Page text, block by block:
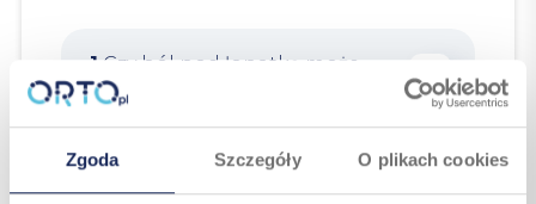
Zgoda Szczegóły O plikach cookies
1.Czy ból pod łopatką może
oznaczać zawał?
2.Jak odróżnić ból mięśniowy